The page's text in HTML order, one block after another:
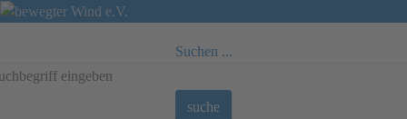
Suchen ...
suche